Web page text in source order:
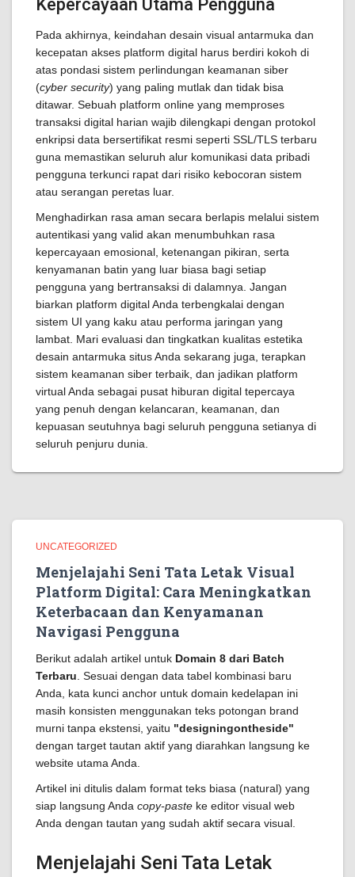
Kepercayaan Utama Pengguna
Pada akhirnya, keindahan desain visual antarmuka dan
kecepatan akses platform digital harus berdiri kokoh di
atas pondasi sistem perlindungan keamanan siber
(cyber security) yang paling mutlak dan tidak bisa
ditawar. Sebuah platform online yang memproses
transaksi digital harian wajib dilengkapi dengan protokol
enkripsi data bersertifikat resmi seperti SSL/TLS terbaru
guna memastikan seluruh alur komunikasi data pribadi
pengguna terkunci rapat dari risiko kebocoran sistem
atau serangan peretas luar.
Menghadirkan rasa aman secara berlapis melalui sistem
autentikasi yang valid akan menumbuhkan rasa
kepercayaan emosional, ketenangan pikiran, serta
kenyamanan batin yang luar biasa bagi setiap
pengguna yang bertransaksi di dalamnya. Jangan
biarkan platform digital Anda terbengkalai dengan
sistem UI yang kaku atau performa jaringan yang
lambat. Mari evaluasi dan tingkatkan kualitas estetika
desain antarmuka situs Anda sekarang juga, terapkan
sistem keamanan siber terbaik, dan jadikan platform
virtual Anda sebagai pusat hiburan digital tepercaya
yang penuh dengan kelancaran, keamanan, dan
kepuasan seutuhnya bagi seluruh pengguna setianya di
seluruh penjuru dunia.
UNCATEGORIZED
Menjelajahi Seni Tata Letak Visual
Platform Digital: Cara Meningkatkan
Keterbacaan dan Kenyamanan
Navigasi Pengguna
Berikut adalah artikel untuk Domain 8 dari Batch
Terbaru . Sesuai dengan data tabel kombinasi baru
Anda, kata kunci anchor untuk domain kedelapan ini
masih konsisten menggunakan teks potongan brand
murni tanpa ekstensi, yaitu "designingontheside"
dengan target tautan aktif yang diarahkan langsung ke
website utama Anda.
Artikel ini ditulis dalam format teks biasa (natural) yang
siap langsung Anda copy-paste ke editor visual web
Anda dengan tautan yang sudah aktif secara visual.
Menjelajahi Seni Tata Letak